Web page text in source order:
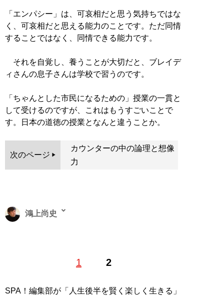
「エンパシー」は、可哀相だと思う気持ちではな
く、可哀相だと思える能力のことです。ただ同情
することではなく、同情できる能力です。
それを自覚し、養うことが大切だと、ブレイデ
ィさんの息子さんは学校で習うのです。
「ちゃんとした市民になるための」授業の一貫と
して受けるのですが、これはもうすごいことで
す。日本の道徳の授業となんと違うことか。
次のページ
カウンターの中の論理と想像
力
1 2
鴻上尚史
『週刊SPA!』(扶桑社)好評連載コラムの待望の
SPA！編集部が「人生後半を賢く楽しく生きる」